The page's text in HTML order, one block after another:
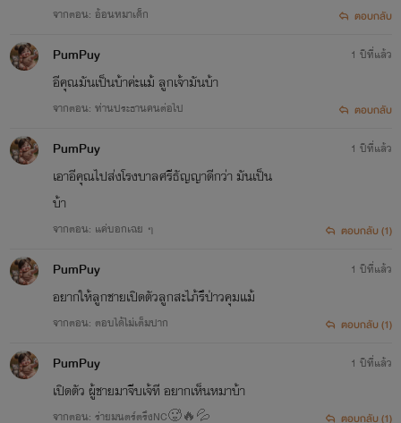
จากตอน: อ้อนหมาเด็ก ตอบกลับ
PumPuy
อีคุณมันเป็นบ้าค่ะแม้ ลูกเจ้ามันบ้า
จากตอน: ท่านประธานคนต่อไป
1 ปีที่แล้ว
ตอบกลับ
PumPuy
เอาอีคุณไปส่งโรงบาลศรีธัญญาดีกว่า มันเป็น
บ้า
จากตอน: แค่บอกเฉย ๆ
1 ปีที่แล้ว
ตอบกลับ (1)
PumPuy
อยากให้ลูกชายเปิดตัวลูกสะไภ้รึป่าวคุมแม้
จากตอน: ตอบได้ไม่เต็มปาก
1 ปีที่แล้ว
ตอบกลับ (1)
PumPuy
เปิดตัว ผู้ชายมาจีบเจ้ที อยากเห็นหมาบ้า
จากตอน: ร่ายมนตร์ตรึงNC🥵🔥💦
1 ปีที่แล้ว
ตอบกลับ (1)